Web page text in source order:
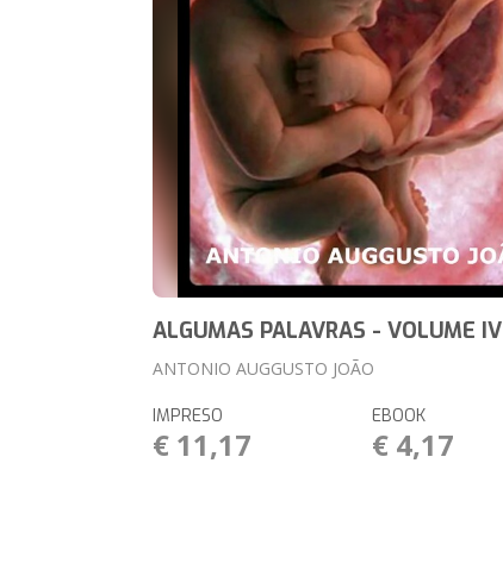
ALGUMAS PALAVRAS - VOLUME IV
ANTONIO AUGGUSTO JOÃO
IMPRESO
€ 11,17
EBOOK
€ 4,17